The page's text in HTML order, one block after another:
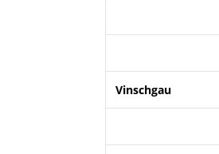
Vinschgau